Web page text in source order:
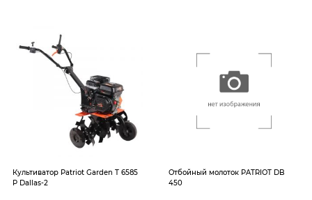
Культиватор Patriot Garden T 6585
P Dallas-2
Отбойный молоток PATRIOT DB
450